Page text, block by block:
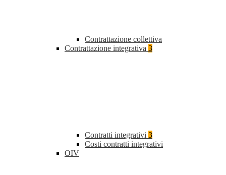
Contrattazione collettiva
Contrattazione integrativa 3
Contratti integrativi 3
Costi contratti integrativi
OIV